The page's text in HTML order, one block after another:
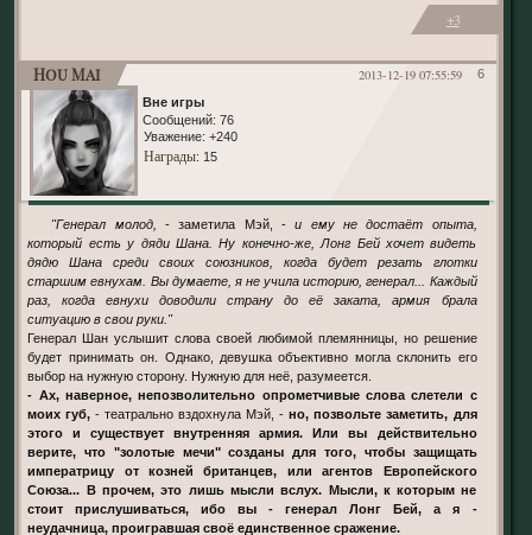
+3
6
2013-12-19 07:55:59
Hou Mai
Вне игры
Сообщений: 76
Уважение: +240
Награды: 15
"Генерал молод, - заметила Мэй, -и ему не достаёт опыта,
который есть у дяди Шана. Ну конечно-же, Лонг Бей хочет видеть
дядю Шана среди своих союзников, когда будет резать глотки
старшим евнухам. Вы думаете, я не учила историю, генерал... Каждый
раз, когда евнухи доводили страну до её заката, армия брала
ситуацию в свои руки."
Генерал Шан услышит слова своей любимой племянницы, но решение
будет принимать он. Однако, девушка объективно могла склонить его
выбор на нужную сторону. Нужную для неё, разумеется.
- Ах, наверное, непозволительно опрометчивые слова слетели с
моих губ, - театрально вздохнула Мэй, -но, позвольте заметить, для
этого и существует внутренняя армия. Или вы действительно
верите, что "золотые мечи" созданы для того, чтобы защищать
императрицу от козней британцев, или агентов Европейского
Союза... В прочем, это лишь мысли вслух. Мысли, к которым не
стоит прислушиваться, ибо вы - генерал Лонг Бей, а я -
неудачница, проигравшая своё единственное сражение.